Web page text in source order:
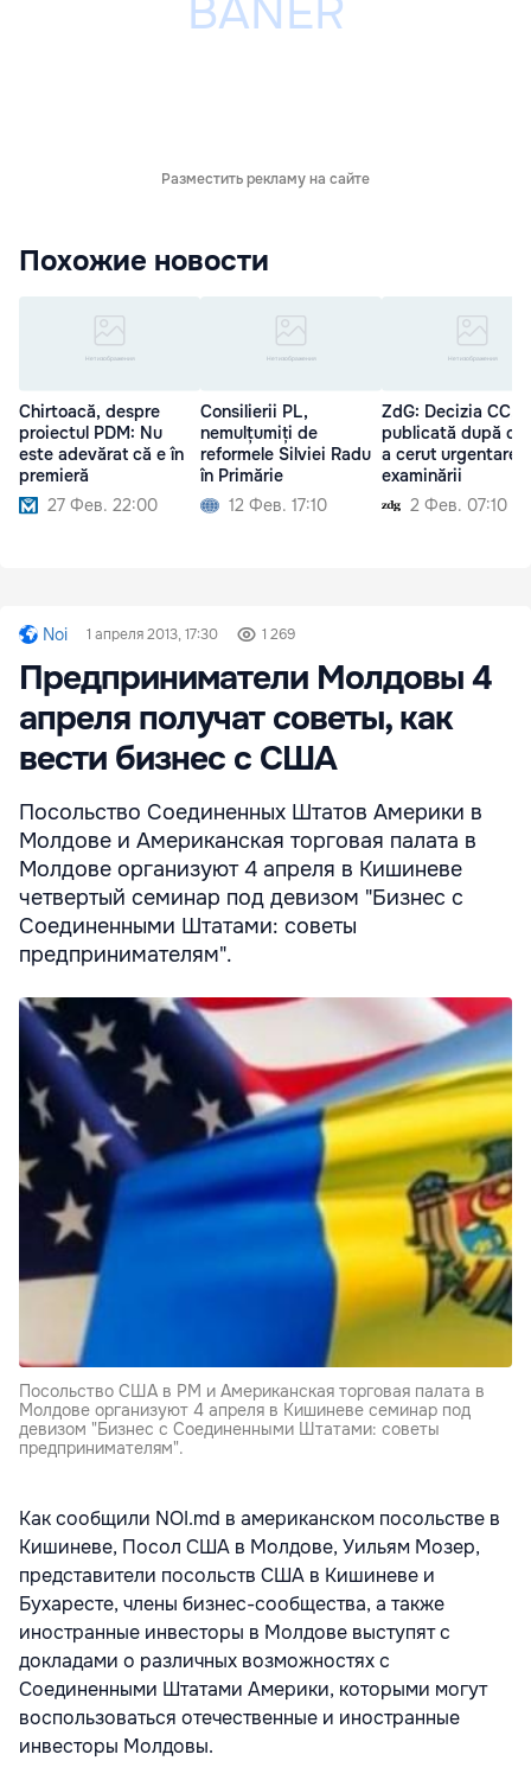
Разместить рекламу на сайте
Похожие новости
Chirtoacă, despre
proiectul PDM: Nu
este adevărat că e în
premieră
27 Фев. 22:00
Consilierii PL,
nemulțumiți de
reformele Silviei Radu
în Primărie
12 Фев. 17:10
ZdG: Decizia CC,
publicată după ce
a cerut urgentarea
examinării
2 Фев. 07:10
Noi 1 апреля 2013, 17:30 1 269
Предприниматели Молдовы 4
апреля получат советы, как
вести бизнес с США
Посольство Соединенных Штатов Америки в
Молдове и Американская торговая палата в
Молдове организуют 4 апреля в Кишиневе
четвертый семинар под девизом "Бизнес с
Соединенными Штатами: советы
предпринимателям".
Посольство США в РМ и Американская торговая палата в
Молдове организуют 4 апреля в Кишиневе семинар под
девизом "Бизнес с Соединенными Штатами: советы
предпринимателям".
Как сообщили NOI.md в американском посольстве в
Кишиневе, Посол США в Молдове, Уильям Мозер,
представители посольств США в Кишиневе и
Бухаресте, члены бизнес-сообщества, а также
иностранные инвесторы в Молдове выступят с
докладами о различных возможностях с
Соединенными Штатами Америки, которыми могут
воспользоваться отечественные и иностранные
инвесторы Молдовы.